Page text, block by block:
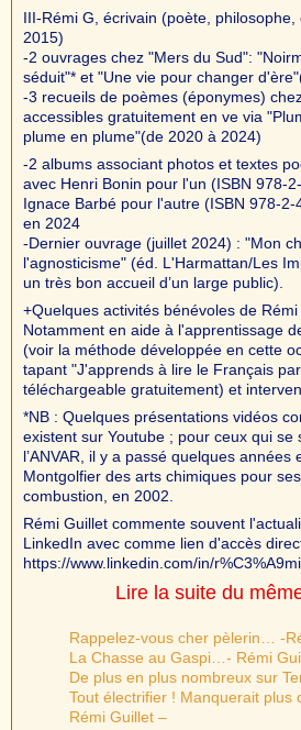
III-Rémi G, écrivain (poète,
2015)
-2 ouvrages chez "Mers du Sud":
séduit"* et "Une vie pour changer
-3 recueils de poèmes (éponymes)
accessibles gratuitement en ve via
plume en plume"(de 2020 à 2024)
-2 albums associant photos et textes
avec Henri Bonin pour l'un (ISBN 978-
Ignace Barbé pour l'autre (ISBN 978-
en 2024
-Dernier ouvrage (juillet 2024) : "Mon
l'agnosticisme" (éd. L'Harmattan/Les
un très bon accueil d’un large public).
+Quelques activités bénévoles de
Notamment en aide à l'apprentissage
(voir la méthode développée en cette
tapant "J'apprends à lire le Français
téléchargeable gratuitement) et
*NB : Quelques présentations vidéos
existent sur Youtube ; pour ceux qui se
l’ANVAR, il y a passé quelques années
Montgolfier des arts chimiques pour
combustion, en 2002.
Rémi Guillet commente souvent
LinkedIn avec comme lien d'accès
https://www.linkedin.com/in/
Lire la suite du
Rappelez-vous cher pèlerin… -
La Chasse au Gaspi…- Rémi
De plus en plus nombreux sur
Tout électrifier ! Manquerait plus
Rémi Guillet –